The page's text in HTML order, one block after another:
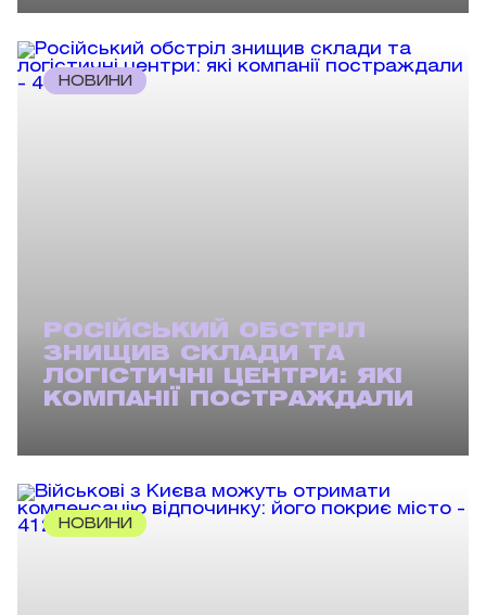
НОВИНИ
РОСІЙСЬКИЙ ОБСТРІЛ
ЗНИЩИВ СКЛАДИ ТА
ЛОГІСТИЧНІ ЦЕНТРИ: ЯКІ
КОМПАНІЇ ПОСТРАЖДАЛИ
НОВИНИ